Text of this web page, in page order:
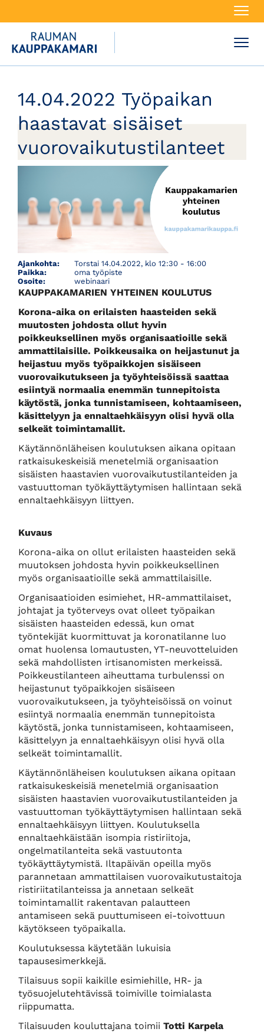
14.04.2022 Työpaikan
haastavat sisäiset
vuorovaikutustilanteet
Ajankohta:
Torstai 14.04.2022, klo 12:30 - 16:00
Paikka:
oma työpiste
Osoite:
webinaari
KAUPPAKAMARIEN YHTEINEN KOULUTUS
Korona-aika on erilaisten haasteiden sekä
muutosten johdosta ollut hyvin
poikkeuksellinen myös organisaatioille sekä
ammattilaisille. Poikkeusaika on heijastunut ja
heijastuu myös työpaikkojen sisäiseen
vuorovaikutukseen ja työyhteisöissä saattaa
esiintyä normaalia enemmän tunnepitoista
käytöstä, jonka tunnistamiseen, kohtaamiseen,
käsittelyyn ja ennaltaehkäisyyn olisi hyvä olla
selkeät toimintamallit.
Käytännönläheisen koulutuksen aikana opitaan
ratkaisukeskeisiä menetelmiä organisaation
sisäisten haastavien vuorovaikutustilanteiden ja
vastuuttoman työkäyttäytymisen hallintaan sekä
ennaltaehkäisyyn liittyen.
Kuvaus
Korona-aika on ollut erilaisten haasteiden sekä
muutoksen johdosta hyvin poikkeuksellinen
myös organisaatioille sekä ammattilaisille.
Organisaatioiden esimiehet, HR-ammattilaiset,
johtajat ja työterveys ovat olleet työpaikan
sisäisten haasteiden edessä, kun omat
työntekijät kuormittuvat ja koronatilanne luo
omat huolensa lomautusten, YT-neuvotteluiden
sekä mahdollisten irtisanomisten merkeissä.
Poikkeustilanteen aiheuttama turbulenssi on
heijastunut työpaikkojen sisäiseen
vuorovaikutukseen, ja työyhteisöissä on voinut
esiintyä normaalia enemmän tunnepitoista
käytöstä, jonka tunnistamiseen, kohtaamiseen,
käsittelyyn ja ennaltaehkäisyyn olisi hyvä olla
selkeät toimintamallit.
Käytännönläheisen koulutuksen aikana opitaan
ratkaisukeskeisiä menetelmiä organisaation
sisäisten haastavien vuorovaikutustilanteiden ja
vastuuttoman työkäyttäytymisen hallintaan sekä
ennaltaehkäisyyn liittyen. Koulutuksella
ennaltaehkäistään isompia ristiriitoja,
ongelmatilanteita sekä vastuutonta
työkäyttäytymistä. Iltapäivän opeilla myös
parannetaan ammattilaisen vuorovaikutustaitoja
ristiriitatilanteissa ja annetaan selkeät
toimintamallit rakentavan palautteen
antamiseen sekä puuttumiseen ei-toivottuun
käytökseen työpaikalla.
Koulutuksessa käytetään lukuisia
tapausesimerkkejä.
Tilaisuus sopii kaikille esimiehille, HR- ja
työsuojelutehtävissä toimiville toimialasta
riippumatta.
Tilaisuuden kouluttajana toimii Totti Karpela